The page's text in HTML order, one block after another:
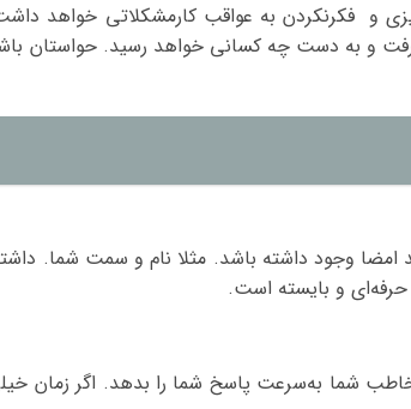
و فکرنکردن به عواقب کارمشکلاتی خواهد
و به دست چه کسانی خواهد رسید. حواستان
امضا وجود داشته باشد. مثلا نام و سمت شما.
و بایسته است.
شما به‌سرعت پاسخ شما را بدهد. اگر زمان